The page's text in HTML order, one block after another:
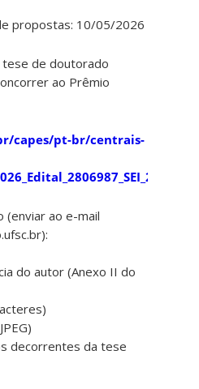
propostas: 10/05/2026
tese de doutorado
ao Prêmio
capes/pt-br/centrais-
(enviar ao e-mail
do autor (Anexo II do
decorrentes da tese